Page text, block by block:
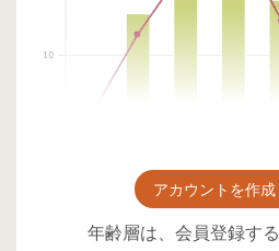
アカウントを作成
年齢層は、会員登録す